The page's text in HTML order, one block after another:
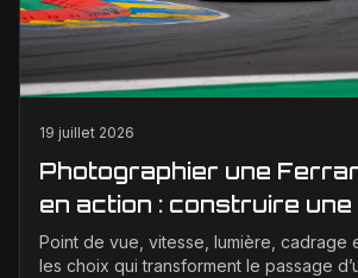
19 juillet 2026
Photographier une
en action : construire une
éditoriale qui raconte la
Point de vue, vitesse, lumière, cadrage
les choix qui transforment le passage